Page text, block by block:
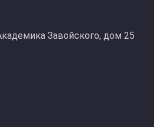
Завойского, дом 25